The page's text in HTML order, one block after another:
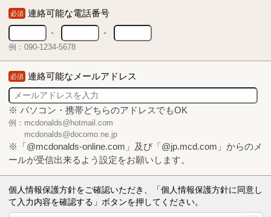
必須 連絡可能な電話番号
-
-
例：090-1234-5678
必須 連絡可能なメールアドレス
※ パソコン・携帯どちらのアドレスでもOK
例：mcdonalds@hotmail.com
mcdonalds@docomo.ne.jp
※「@mcdonalds-online.com」及び「@jp.mcd.com」からのメ
ールが受信出来るよう設定をお願いします。
個人情報保護方針をご確認いただき、「個人情報保護方針に同意し
て入力内容を確認する」ボタンを押してください。